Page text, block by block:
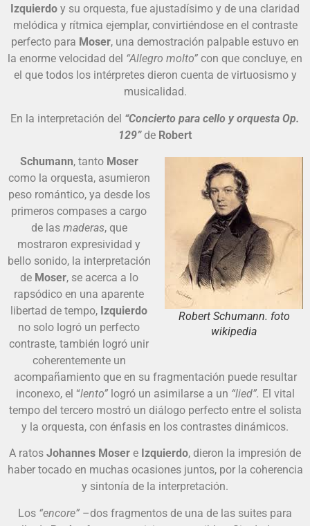
Izquierdo y su orquesta, fue ajustadísimo y de una claridad
melódica y rítmica ejemplar, convirtiéndose en el contraste
perfecto para Moser, una demostración palpable estuvo en
la enorme velocidad del “Allegro molto” con que concluye, en
el que todos los intérpretes dieron cuenta de virtuosismo y
musicalidad.
En la interpretación del “Concierto para cello y orquesta Op.
129”de Robert
Robert Schumann. foto
wikipedia
Schumann, tanto Moser
como la orquesta, asumieron
peso romántico, ya desde los
primeros compases a cargo
de las maderas, que
mostraron expresividad y
bello sonido, la interpretación
deMoser, se acerca a lo
rapsódico en una aparente
libertad de tempo, Izquierdo
no solo logró un perfecto
contraste, también logró unir
coherentemente un
acompañamiento que en su fragmentación puede resultar
inconexo, el “lento”logró un asimilarse a un “lied”. El vital
tempo del tercero mostró un diálogo perfecto entre el solista
y la orquesta, con énfasis en los contrastes dinámicos.
A ratos Johannes Moser e Izquierdo, dieron la impresión de
haber tocado en muchas ocasiones juntos, por la coherencia
y sintonía de la interpretación.
Los “encore” –dos fragmentos de una de las suites para